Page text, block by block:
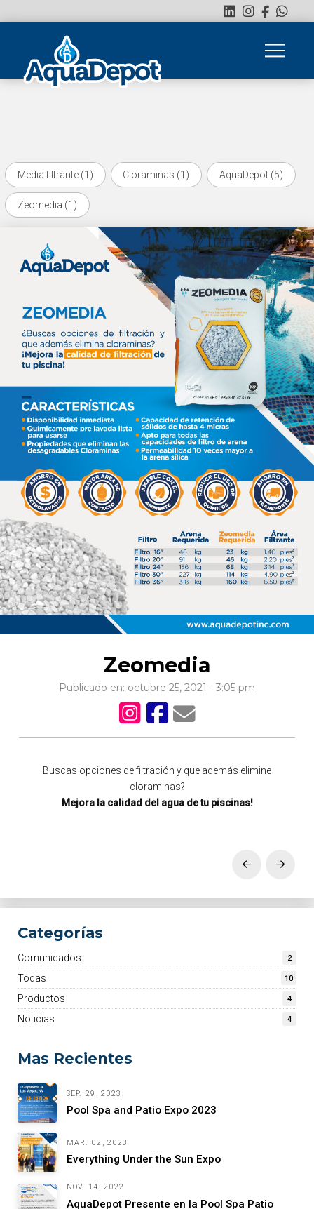
Media filtrante (1) Cloraminas (1) AquaDepot (5)
Zeomedia (1)
Zeomedia
Publicado en: octubre 25, 2021 - 3:05 pm
Buscas opciones de filtración y que además elimine
cloraminas?
Mejora la calidad del agua de tu piscinas!
Prev Next
Categorías
Comunicados 2
Todas 10
Productos 4
Noticias 4
Mas Recientes
SEP. 29, 2023
Pool Spa and Patio Expo 2023
MAR. 02, 2023
Everything Under the Sun Expo
NOV. 14, 2022
AquaDepot Presente en la Pool Spa Patio